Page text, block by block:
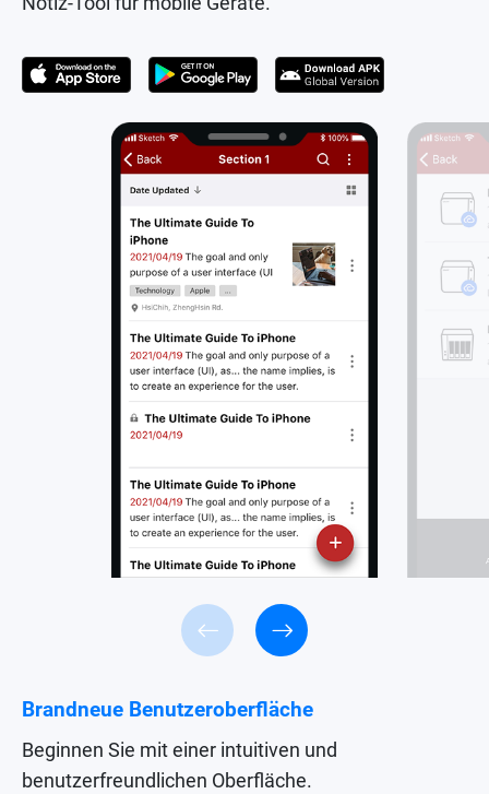
Brandneue Benutzeroberfläche
Beginnen Sie mit einer intuitiven und
benutzerfreundlichen Oberfläche.